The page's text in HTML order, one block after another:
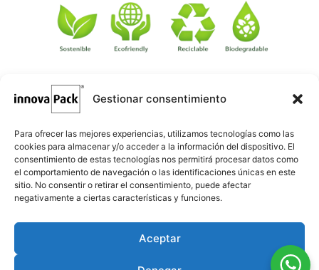
Gestionar consentimiento
Para ofrecer las mejores experiencias, utilizamos tecnologías como las
cookies para almacenar y/o acceder a la información del dispositivo. El
consentimiento de estas tecnologías nos permitirá procesar datos como
el comportamiento de navegación o las identificaciones únicas en este
sitio. No consentir o retirar el consentimiento, puede afectar
negativamente a ciertas características y funciones.
Aceptar
©·Créditos: Redacción: Innovapack · Diseño e implementación
web: Manel Caparrós · Servidores y publicación:
Contenido blog: conten.blog